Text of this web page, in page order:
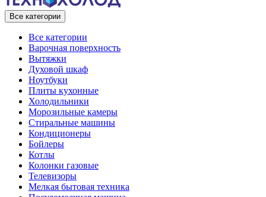
Все категории
Все категории
Варочная поверхность
Вытяжки
Духовой шкаф
Ноутбуки
Плиты кухонные
Холодильники
Морозильные камеры
Стиральные машины
Кондиционеры
Бойлеры
Котлы
Колонки газовые
Телевизоры
Мелкая бытовая техника